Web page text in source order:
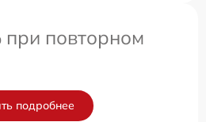
повторном
подробнее